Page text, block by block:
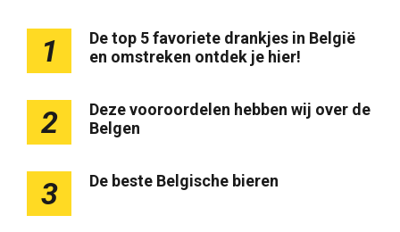
1
De top 5 favoriete drankjes in België
en omstreken ontdek je hier!
2
Deze vooroordelen hebben wij over de
Belgen
3 De beste Belgische bieren